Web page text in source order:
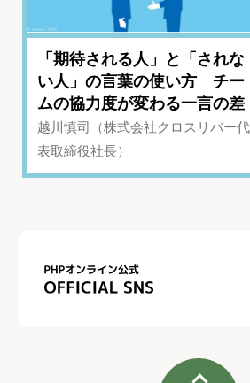
「期待される人」と「されな
い人」の言葉の使い方 チー
ムの協力度が変わる一言の差
越川慎司（株式会社クロスリバー代
表取締役社長）